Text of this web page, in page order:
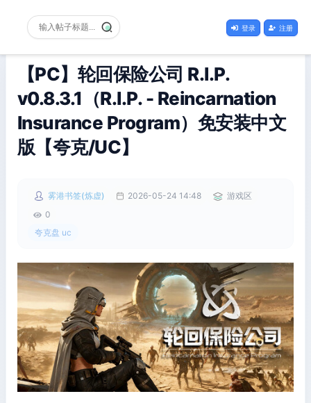
登录 注册
【PC】轮回保险公司 R.I.P.
v0.8.3.1（R.I.P. - Reincarnation
Insurance Program）免安装中文
版【夸克/UC】
雾港书签(炼虚) 2026-05-24 14:48
游戏区
0
夸克盘 uc